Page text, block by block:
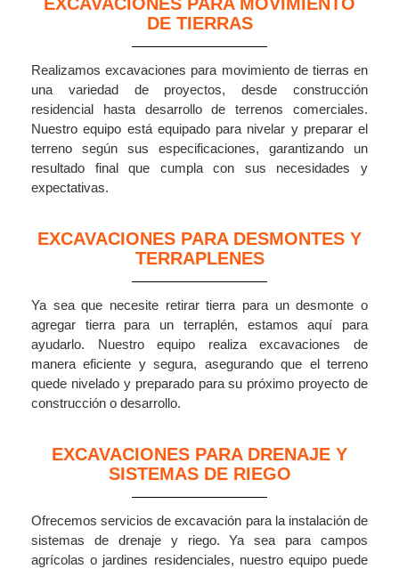
DE TIERRAS
Realizamos excavaciones para movimiento de tierras en
una variedad de proyectos, desde construcción
residencial hasta desarrollo de terrenos comerciales.
Nuestro equipo está equipado para nivelar y preparar el
terreno según sus especificaciones, garantizando un
resultado final que cumpla con sus necesidades y
expectativas.
EXCAVACIONES PARA DESMONTES Y
TERRAPLENES
Ya sea que necesite retirar tierra para un desmonte o
agregar tierra para un terraplén, estamos aquí para
ayudarlo. Nuestro equipo realiza excavaciones de
manera eficiente y segura, asegurando que el terreno
quede nivelado y preparado para su próximo proyecto de
construcción o desarrollo.
EXCAVACIONES PARA DRENAJE Y
SISTEMAS DE RIEGO
Ofrecemos servicios de excavación para la instalación de
sistemas de drenaje y riego. Ya sea para campos
agrícolas o jardines residenciales, nuestro equipo puede